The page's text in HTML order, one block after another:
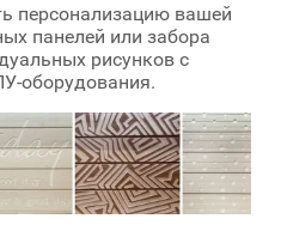
персонализацию вашей
панелей или забора
рисунков с
оборудования.